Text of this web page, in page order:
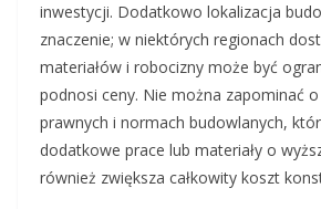
inwestycji. Dodatkowo lokalizacja
znaczenie; w niektórych regionach
materiałów i robocizny może być
podnosi ceny. Nie można zapominać
prawnych i normach budowlanych,
dodatkowe prace lub materiały o
również zwiększa całkowity koszt